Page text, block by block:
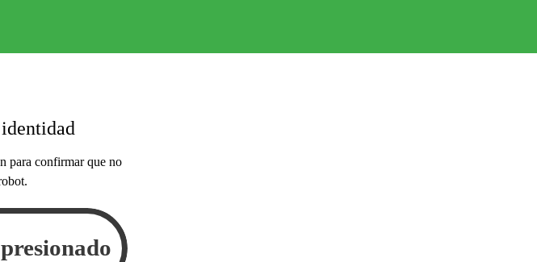
para confirmar que no